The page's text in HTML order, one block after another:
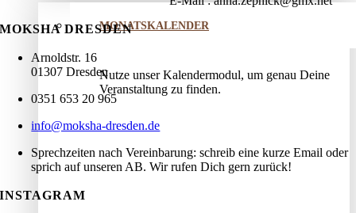
MONATSKALENDER
Nutze unser Kalendermodul, um genau Deine
Veranstaltung zu finden.
MOKSHA DRESDEN
Arnoldstr. 16
01307 Dresden
0351 653 20 965
info@moksha-dresden.de
Sprechzeiten nach Vereinbarung: schreib eine kurze Email oder
sprich auf unseren AB. Wir rufen Dich gern zurück!
INSTAGRAM